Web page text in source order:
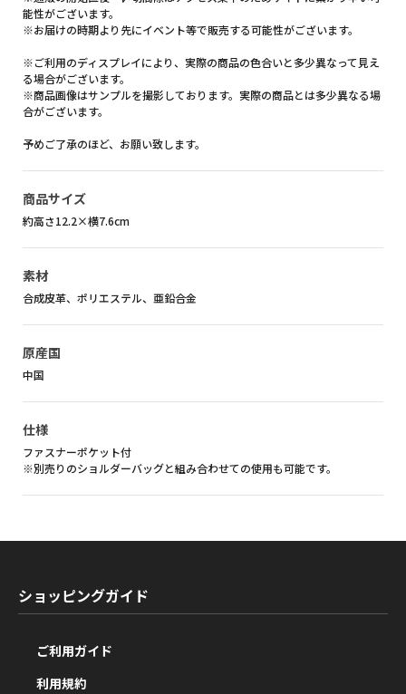
能性がございます。
※お届けの時期より先にイベント等で販売する可能性がございます。
※ご利用のディスプレイにより、実際の商品の色合いと多少異なって見え
る場合がございます。
※商品画像はサンプルを撮影しております。実際の商品とは多少異なる場
合がございます。
予めご了承のほど、お願い致します。
商品サイズ
約高さ12.2×横7.6cm
素材
合成皮革、ポリエステル、亜鉛合金
原産国
中国
仕様
ファスナーポケット付
※別売りのショルダーバッグと組み合わせての使用も可能です。
ショッピングガイド
ご利用ガイド
利用規約